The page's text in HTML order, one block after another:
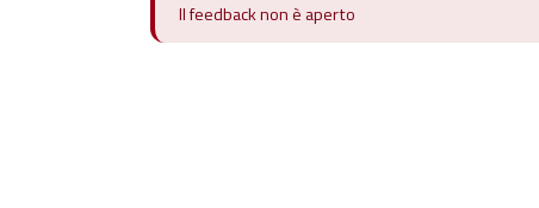
Il feedback non è aperto